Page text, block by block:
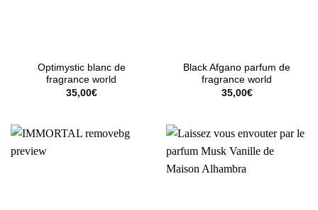
Optimystic blanc de
fragrance world
35,00€
Black Afgano parfum de
fragrance world
35,00€